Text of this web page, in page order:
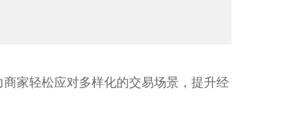
家轻松应对多样化的交易场景，提升经